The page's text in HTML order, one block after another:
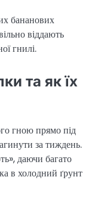
бананових
віддають
гнилі.
та як їх
гною прямо під
за тиждень.
даючи багато
в холодний ґрунт